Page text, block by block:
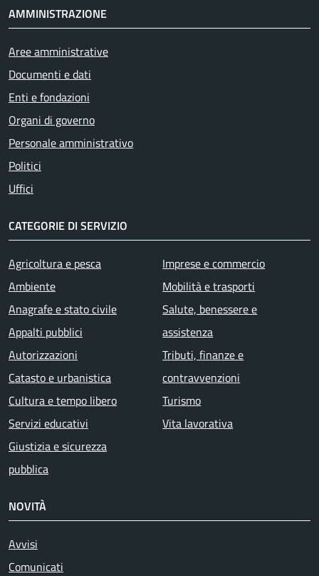
AMMINISTRAZIONE
Aree amministrative
Documenti e dati
Enti e fondazioni
Organi di governo
Personale amministrativo
Politici
Uffici
CATEGORIE DI SERVIZIO
Agricoltura e pesca
Ambiente
Anagrafe e stato civile
Appalti pubblici
Autorizzazioni
Catasto e urbanistica
Cultura e tempo libero
Servizi educativi
Giustizia e sicurezza
pubblica
Imprese e commercio
Mobilità e trasporti
Salute, benessere e
assistenza
Tributi, finanze e
contravvenzioni
Turismo
Vita lavorativa
NOVITÀ
Avvisi
Comunicati